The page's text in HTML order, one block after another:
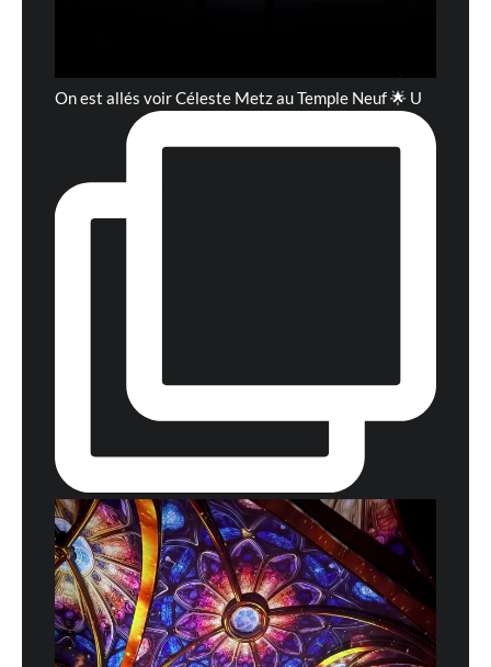
On est allés voir Céleste Metz au Temple Neuf 🌟 U